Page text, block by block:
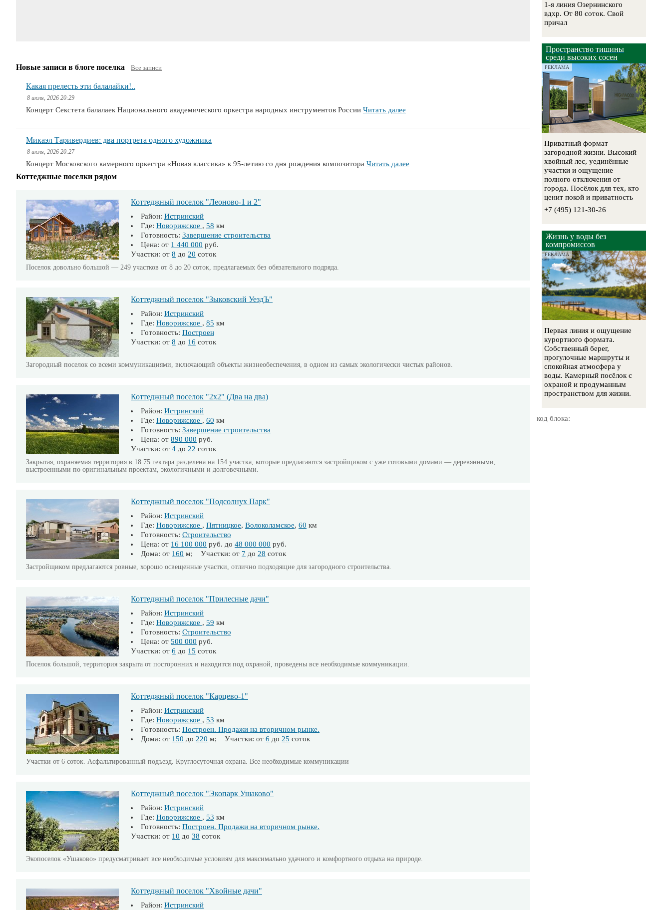
Новые записи в блоге поселка Все записи
Какая прелесть эти балалайки!..
8 июля, 2026 20:29
Концерт Секстета балалаек Национального академического оркестра народных инструментов России Читать далее
Микаэл Таривердиев: два портрета одного художника
8 июля, 2026 20:27
Концерт Московского камерного оркестра «Новая классика» к 95-летию со дня рождения композитора Читать далее
Коттеджные поселки рядом
Коттеджный поселок "Леоново-1 и 2"
Район: Истринский
Где: Новорижское , 58 км
Готовность: Завершение строительства
Цена: от 1 440 000 руб.
Участки: от 8 до 20 соток
Поселок довольно большой — 249 участков от 8 до 20 соток, предлагаемых без обязательного подряда.
Коттеджный поселок "Зыковский УездЪ"
Район: Истринский
Где: Новорижское , 85 км
Готовность: Построен
Участки: от 8 до 16 соток
Загородный поселок со всеми коммуникациями, включающий объекты жизнеобеспечения, в одном из самых экологически чистых районов.
Коттеджный поселок "2х2" (Два на два)
Район: Истринский
Где: Новорижское , 60 км
Готовность: Завершение строительства
Цена: от 890 000 руб.
Участки: от 4 до 22 соток
Закрытая, охраняемая территория в 18.75 гектара разделена на 154 участка, которые предлагаются застройщиком с уже готовыми домами — деревянными,
выстроенными по оригинальным проектам, экологичными и долговечными.
Коттеджный поселок "Подсолнух Парк"
Район: Истринский
Где: Новорижское , Пятницкое, Волоколамское, 60 км
Готовность: Строительство
Цена: от 16 100 000 руб. до 48 000 000 руб.
Дома: от 160 м; Участки: от 7 до 28 соток
Застройщиком предлагаются ровные, хорошо освещенные участки, отлично подходящие для загородного строительства.
Коттеджный поселок "Прилесные дачи"
Район: Истринский
Где: Новорижское , 59 км
Готовность: Строительство
Цена: от 500 000 руб.
Участки: от 6 до 15 соток
Поселок большой, территория закрыта от посторонних и находится под охраной, проведены все необходимые коммуникации.
Коттеджный поселок "Карцево-1"
Район: Истринский
Где: Новорижское , 53 км
Готовность: Построен. Продажи на вторичном рынке.
Дома: от 150 до 220 м; Участки: от 6 до 25 соток
Участки от 6 соток. Асфальтированный подъезд. Круглосуточная охрана. Все необходимые коммуникации
Коттеджный поселок "Экопарк Ушаково"
Район: Истринский
Где: Новорижское , 53 км
Готовность: Построен. Продажи на вторичном рынке.
Участки: от 10 до 38 соток
Экопоселок «Ушаково» предусматривает все необходимые условиям для максимально удачного и комфортного отдыха на природе.
Коттеджный поселок "Хвойные дачи"
Район: Истринский
1-я линия Озернинского
вдхр. От 80 соток. Свой
причал
Пространство тишины
среди высоких сосен
РЕКЛАМА
Приватный формат
загородной жизни. Высокий
хвойный лес, уединённые
участки и ощущение
полного отключения от
города. Посёлок для тех, кто
ценит покой и приватность
+7 (495) 121-30-26
Жизнь у воды без
компромиссов
РЕКЛАМА
Первая линия и ощущение
курортного формата.
Собственный берег,
прогулочные маршруты и
спокойная атмосфера у
воды. Камерный посёлок с
охраной и продуманным
пространством для жизни.
код блока: